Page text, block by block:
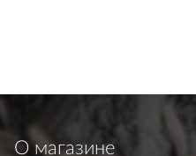
О магазине